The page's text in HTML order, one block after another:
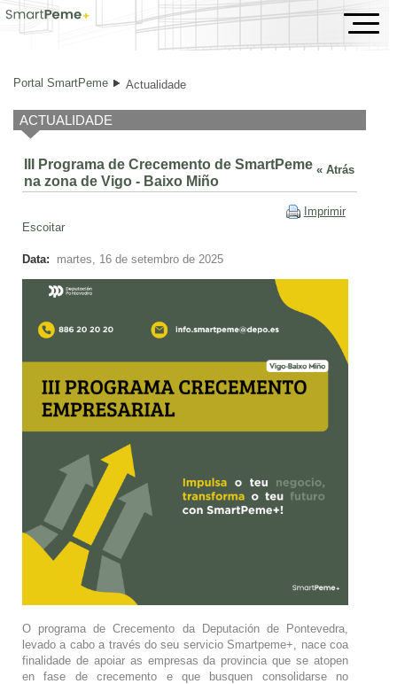
III Programa de Crecemento de SmartPeme na
Portal SmartPeme Actualidade
ACTUALIDADE
« Atrás
III Programa de Crecemento de SmartPeme
na zona de Vigo - Baixo Miño
Imprimir
Escoitar
Data: martes, 16 de setembro de 2025
O programa de Crecemento da Deputación de Pontevedra,
levado a cabo a través do seu servicio Smartpeme+, nace coa
finalidade de apoiar as empresas da provincia que se atopen
en fase de crecemento e que busquen consolidarse no